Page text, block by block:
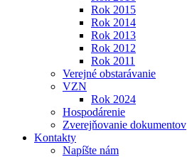
Rok 2015
Rok 2014
Rok 2013
Rok 2012
Rok 2011
Verejné obstarávanie
VZN
Rok 2024
Hospodárenie
Zverejňovanie dokumentov
Kontakty
Napíšte nám